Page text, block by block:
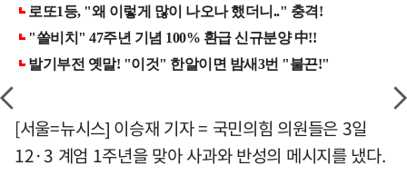
[서울=뉴시스] 이승재 기자 = 국민의힘 의원들은 3일
12·3 계엄 1주년을 맞아 사과와 반성의 메시지를 냈다.